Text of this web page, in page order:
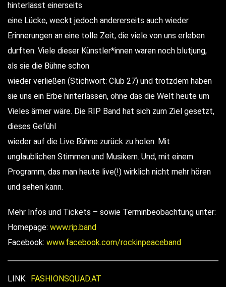
hinterlässt einerseits
eine Lücke, weckt jedoch andererseits auch wieder
Erinnerungen an eine tolle Zeit, die viele von uns erleben
durften. Viele dieser Künstler*innen waren noch blutjung,
als sie die Bühne schon
wieder verließen (Stichwort: Club 27) und trotzdem haben
sie uns ein Erbe hinterlassen, ohne das die Welt heute um
Vieles ärmer wäre. Die RIP Band hat sich zum Ziel gesetzt,
dieses Gefühl
wieder auf die Live Bühne zurück zu holen. Mit
unglaublichen Stimmen und Musikern. Und, mit einem
Programm, das man heute live(!) wirklich nicht mehr hören
und sehen kann.
Mehr Infos und Tickets – sowie Terminbeobachtung unter:
Homepage: www.rip.band
Facebook: www.facebook.com/rockinpeaceband
LINK: FASHIONSQUAD.AT